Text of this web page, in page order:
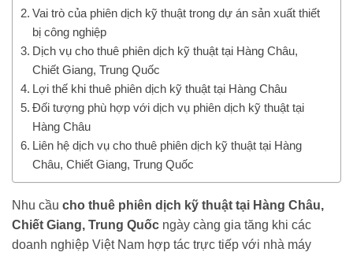
Vai trò của phiên dịch kỹ thuật trong dự án sản xuất thiết
bị công nghiệp
Dịch vụ cho thuê phiên dịch kỹ thuật tại Hàng Châu,
Chiết Giang, Trung Quốc
Lợi thế khi thuê phiên dịch kỹ thuật tại Hàng Châu
Đối tượng phù hợp với dịch vụ phiên dịch kỹ thuật tại
Hàng Châu
Liên hệ dịch vụ cho thuê phiên dịch kỹ thuật tại Hàng
Châu, Chiết Giang, Trung Quốc
Nhu cầu cho thuê phiên dịch kỹ thuật tại Hàng Châu,
Chiết Giang, Trung Quốc ngày càng gia tăng khi các
doanh nghiệp Việt Nam hợp tác trực tiếp với nhà máy